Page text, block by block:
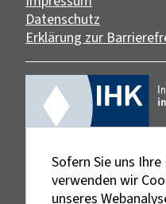
Datenschutz
Erklärung zur
Sofern Sie uns
verwenden wir
unseres